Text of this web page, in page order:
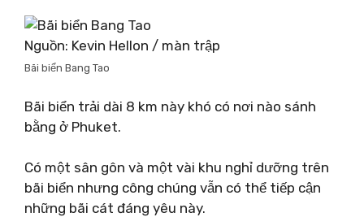
Nguồn: Kevin Hellon / màn trập
Bãi biển Bang Tao
Bãi biển trải dài 8 km này khó có nơi nào sánh
bằng ở Phuket.
Có một sân gôn và một vài khu nghỉ dưỡng trên
bãi biển nhưng công chúng vẫn có thể tiếp cận
những bãi cát đáng yêu này.